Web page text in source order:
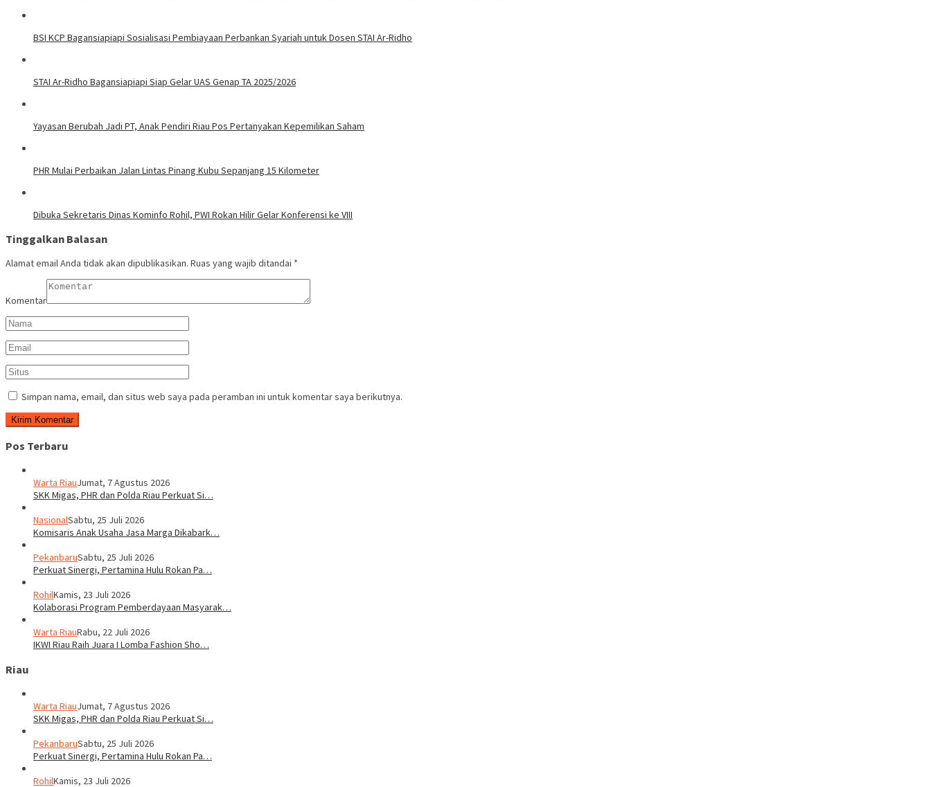
BSI KCP Bagansiapiapi Sosialisasi Pembiayaan Perbankan Syariah untuk Dosen STAI Ar-Ridho
STAI Ar-Ridho Bagansiapiapi Siap Gelar UAS Genap TA 2025/2026
Yayasan Berubah Jadi PT, Anak Pendiri Riau Pos Pertanyakan Kepemilikan Saham
PHR Mulai Perbaikan Jalan Lintas Pinang Kubu Sepanjang 15 Kilometer
Dibuka Sekretaris Dinas Kominfo Rohil, PWI Rokan Hilir Gelar Konferensi ke VIII
Tinggalkan Balasan
Alamat email Anda tidak akan dipublikasikan. Ruas yang wajib ditandai *
Komentar
Simpan nama, email, dan situs web saya pada peramban ini untuk komentar saya berikutnya.
Pos Terbaru
Warta RiauJumat, 7 Agustus 2026
SKK Migas, PHR dan Polda Riau Perkuat Si…
NasionalSabtu, 25 Juli 2026
Komisaris Anak Usaha Jasa Marga Dikabark…
PekanbaruSabtu, 25 Juli 2026
Perkuat Sinergi, Pertamina Hulu Rokan Pa…
RohilKamis, 23 Juli 2026
Kolaborasi Program Pemberdayaan Masyarak…
Warta RiauRabu, 22 Juli 2026
IKWI Riau Raih Juara I Lomba Fashion Sho…
Riau
Warta RiauJumat, 7 Agustus 2026
SKK Migas, PHR dan Polda Riau Perkuat Si…
PekanbaruSabtu, 25 Juli 2026
Perkuat Sinergi, Pertamina Hulu Rokan Pa…
RohilKamis, 23 Juli 2026